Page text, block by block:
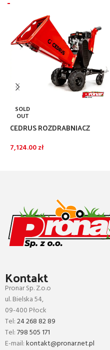
SOLD
OUT
CEDRUS ROZDRABNIACZ
7,124.00zł
Kontakt
Pronar Sp. Z.o.o
ul. Bielska 54,
09-400 Płock
Tel:24 268 82 89
Tel:798 505 171
E-mail:kontakt@pronar.net.pl